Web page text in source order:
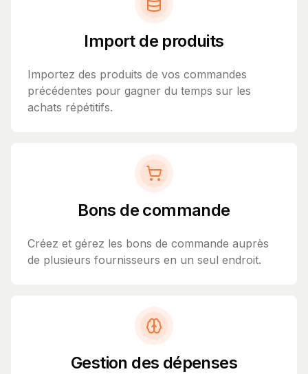
Import de produits
Importez des produits de vos commandes
précédentes pour gagner du temps sur les
achats répétitifs.
Bons de commande
Créez et gérez les bons de commande auprès
de plusieurs fournisseurs en un seul endroit.
Gestion des dépenses